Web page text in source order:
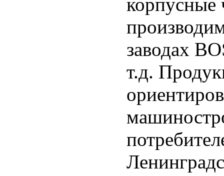
заводах
т.д.